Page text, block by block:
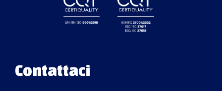
Contattaci